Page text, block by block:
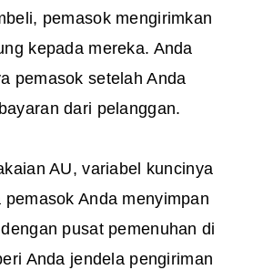
pemasok mengirimkan
kepada mereka. Anda
pemasok setelah Anda
dari pelanggan.
AU, variabel kuncinya
Anda menyimpan
pusat pemenuhan di
Anda jendela pengiriman